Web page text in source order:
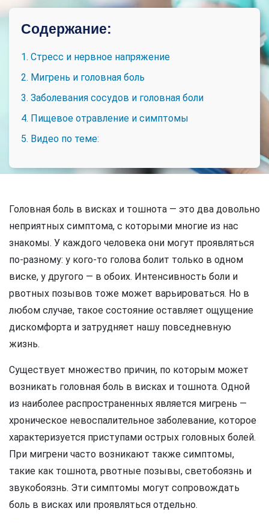
Содержание:
1. Стресс и нервное напряжение
2. Мигрень и головная боль
3. Заболевания сосудов и головная боли
4. Пищевое отравление и симптомы
5. Видео по теме:
Головная боль в висках и тошнота — это два довольно
неприятных симптома, с которыми многие из нас
знакомы. У каждого человека они могут проявляться
по-разному: у кого-то голова болит только в одном
виске, у другого — в обоих. Интенсивность боли и
рвотных позывов тоже может варьироваться. Но в
любом случае, такое состояние оставляет ощущение
дискомфорта и затрудняет нашу повседневную
жизнь.
Существует множество причин, по которым может
возникать головная боль в висках и тошнота. Одной
из наиболее распространенных является мигрень —
хроническое невоспалительное заболевание, которое
характеризуется приступами острых головных болей.
При мигрени часто возникают также симптомы,
такие как тошнота, рвотные позывы, светобоязнь и
звукобоязнь. Эти симптомы могут сопровождать
боль в висках или проявляться отдельно.